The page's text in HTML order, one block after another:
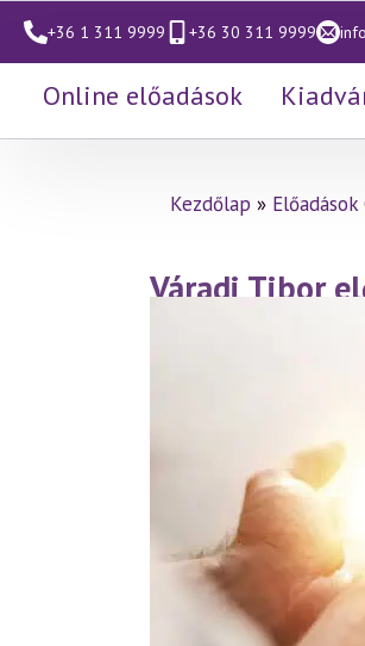
+36 1 311 9999 +36 30 311 9999
Online előadások
Kezdőlap »
Váradi Tibor